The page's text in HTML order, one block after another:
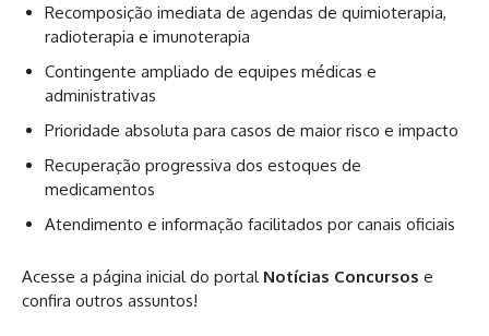
Recomposição imediata de agendas de quimioterapia,
radioterapia e imunoterapia
Contingente ampliado de equipes médicas e
administrativas
Prioridade absoluta para casos de maior risco e impacto
Recuperação progressiva dos estoques de
medicamentos
Atendimento e informação facilitados por canais oficiais
Acesse a página inicial do portal Notícias Concursos e
confira outros assuntos!